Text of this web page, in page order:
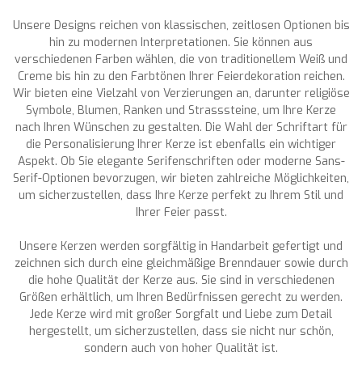
Unsere Designs reichen von klassischen, zeitlosen Optionen bis
hin zu modernen Interpretationen. Sie können aus
verschiedenen Farben wählen, die von traditionellem Weiß und
Creme bis hin zu den Farbtönen Ihrer Feierdekoration reichen.
Wir bieten eine Vielzahl von Verzierungen an, darunter religiöse
Symbole, Blumen, Ranken und Strasssteine, um Ihre Kerze
nach Ihren Wünschen zu gestalten. Die Wahl der Schriftart für
die Personalisierung Ihrer Kerze ist ebenfalls ein wichtiger
Aspekt. Ob Sie elegante Serifenschriften oder moderne Sans-
Serif-Optionen bevorzugen, wir bieten zahlreiche Möglichkeiten,
um sicherzustellen, dass Ihre Kerze perfekt zu Ihrem Stil und
Ihrer Feier passt.
Unsere Kerzen werden sorgfältig in Handarbeit gefertigt und
zeichnen sich durch eine gleichmäßige Brenndauer sowie durch
die hohe Qualität der Kerze aus. Sie sind in verschiedenen
Größen erhältlich, um Ihren Bedürfnissen gerecht zu werden.
Jede Kerze wird mit großer Sorgfalt und Liebe zum Detail
hergestellt, um sicherzustellen, dass sie nicht nur schön,
sondern auch von hoher Qualität ist.